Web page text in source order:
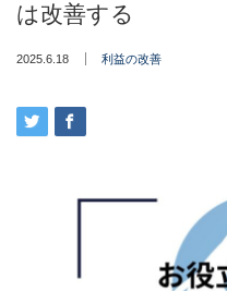
は改善する
2025.6.18 利益の改善